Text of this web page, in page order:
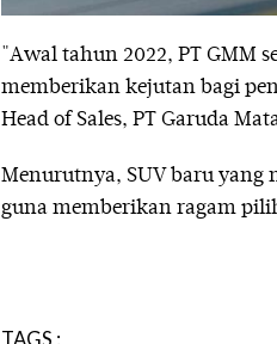
"Awal tahun 2022, PT GMM
memberikan kejutan bagi
Head of Sales, PT Garuda
Menurutnya, SUV baru yang
guna memberikan ragam